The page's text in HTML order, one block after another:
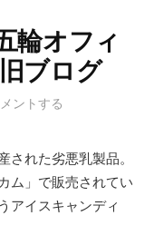
輪オフィ
ブログ
ントする
された劣悪乳製品。
ム」で販売されてい
アイスキャンディ